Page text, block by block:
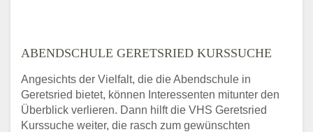
ABENDSCHULE GERETSRIED KURSSUCHE
Angesichts der Vielfalt, die die Abendschule in
Geretsried bietet, können Interessenten mitunter den
Überblick verlieren. Dann hilft die VHS Geretsried
Kurssuche weiter, die rasch zum gewünschten